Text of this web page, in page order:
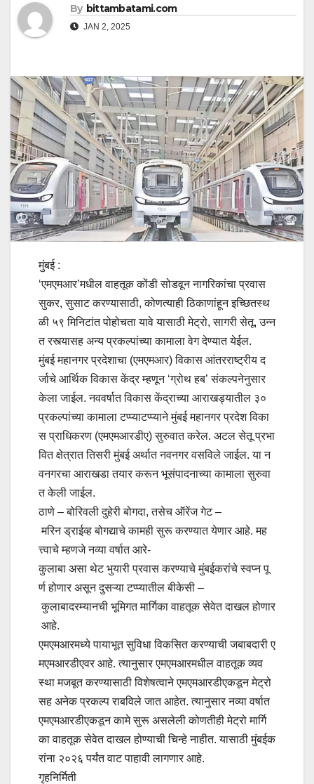
By bittambatami.com
JAN 2, 2025
मुंबई :
‘एमएमआर’मधील वाहतूक कोंडी सोडवून नागरिकांचा प्रवास
सुकर, सुसाट करण्यासाठी, कोणत्याही ठिकाणांहून इच्छितस्थ
ळी ५९ मिनिटांत पोहोचता यावे यासाठी मेट्रो, सागरी सेतू, उन्न
त रस्त्यासह अन्य प्रकल्पांच्या कामाला वेग देण्यात येईल.
मुंबई महानगर प्रदेशाचा (एमएमआर) विकास आंतरराष्ट्रीय द
र्जाचे आर्थिक विकास केंद्र म्हणून ‘ग्रोथ हब’ संकल्पनेनुसार
केला जाईल. नववर्षात विकास केंद्राच्या आराखड्यातील ३०
प्रकल्पांच्या कामाला टप्प्याटप्प्याने मुंबई महानगर प्रदेश विका
स प्राधिकरण (एमएमआरडीए) सुरुवात करेल. अटल सेतू प्रभा
वित क्षेत्रात तिसरी मुंबई अर्थात नवनगर वसविले जाईल. या न
वनगरचा आराखडा तयार करून भूसंपादनाच्या कामाला सुरुवा
त केली जाईल.
ठाणे – बोरिवली दुहेरी बोगदा, तसेच ऑरेंज गेट –
मरिन ड्राईव्ह बोगद्याचे कामही सुरू करण्यात येणार आहे. मह
त्त्वाचे म्हणजे नव्या वर्षात आरे-
कुलाबा असा थेट भुयारी प्रवास करण्याचे मुंबईकरांचे स्वप्न पू
र्ण होणार असून दुसऱ्या टप्प्यातील बीकेसी –
कुलाबादरम्यानची भूमिगत मार्गिका वाहतूक सेवेत दाखल होणार
आहे.
एमएमआरमध्ये पायाभूत सुविधा विकसित करण्याची जबाबदारी ए
मएमआरडीएवर आहे. त्यानुसार एमएमआरमधील वाहतूक व्यव
स्था मजबूत करण्यासाठी विशेषत्वाने एमएमआरडीएकडून मेट्रो
सह अनेक प्रकल्प राबविले जात आहेत. त्यानुसार नव्या वर्षात
एमएमआरडीएकडून कामे सुरू असलेली कोणतीही मेट्रो मार्गि
का वाहतूक सेवेत दाखल होण्याची चिन्हे नाहीत. यासाठी मुंबईक
रांना २०२६ पर्यंत वाट पाहावी लागणार आहे.
गृहनिर्मिती